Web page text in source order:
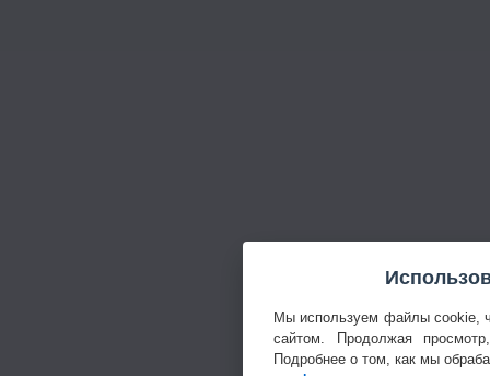
Мы используем файлы cookie,
сайтом. Продолжая
Подробнее о том, как мы